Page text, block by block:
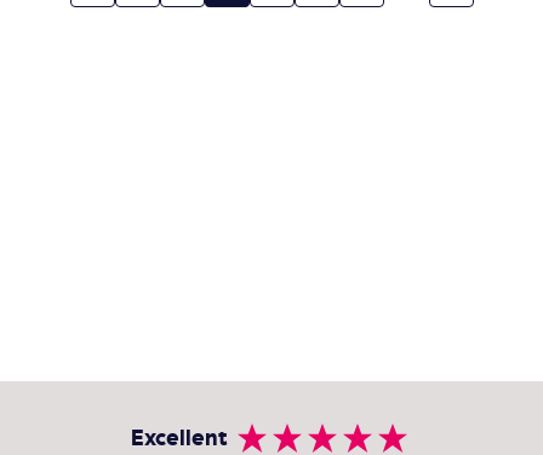
Excellent